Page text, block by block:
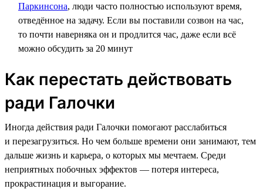
Паркинсона, люди часто полностью используют время,
отведённое на задачу. Если вы поставили созвон на час,
то почти наверняка он и продлится час, даже если всё
можно обсудить за 20 минут
Как перестать действовать
ради Галочки
Иногда действия ради Галочки помогают расслабиться
и перезагрузиться. Но чем больше времени они занимают, тем
дальше жизнь и карьера, о которых мы мечтаем. Среди
неприятных побочных эффектов — потеря интереса,
прокрастинация и выгорание.